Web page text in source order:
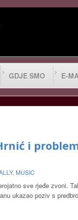
GDJE SMO E-
i
, MUSIC
sve rjeđe zvoni.
ukazao poziv s